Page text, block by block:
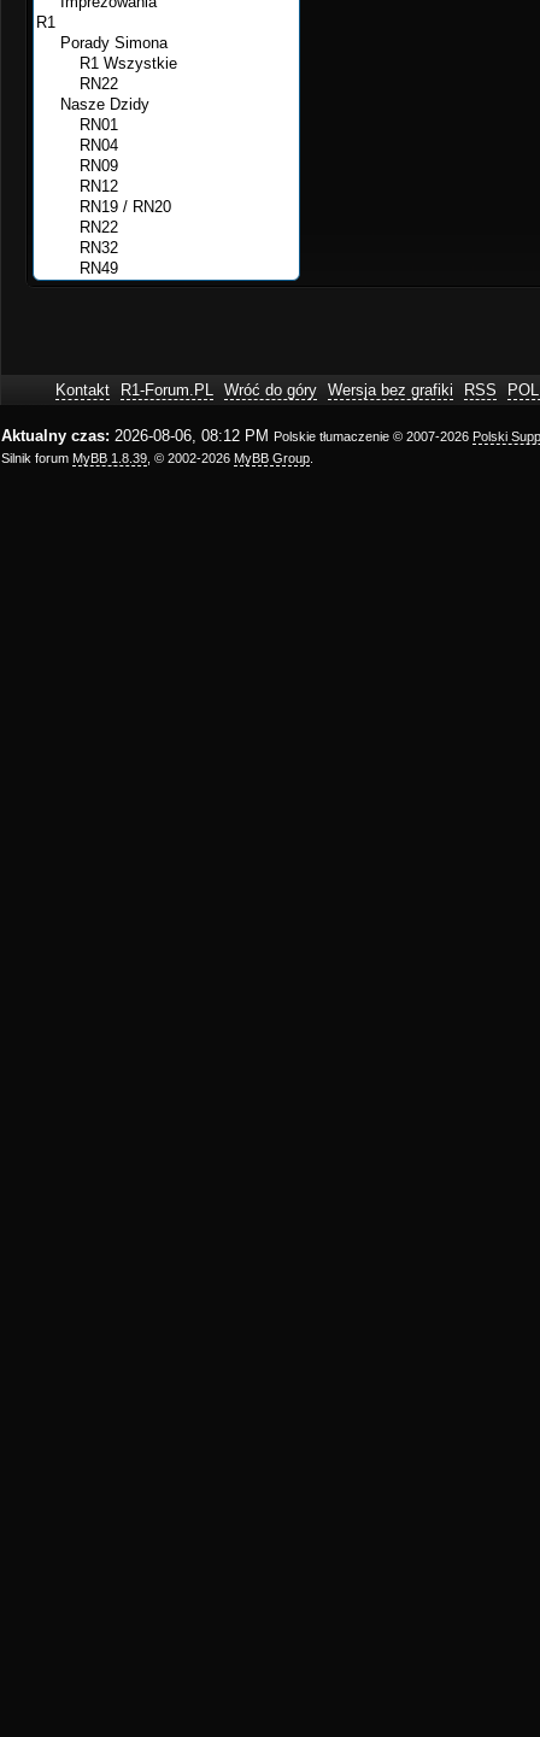
Kontakt R1-Forum.PL Wróć do góry Wersja bez grafiki RSS
Aktualny czas: 2026-08-06, 08:12 PM Polskie tłumaczenie © 2007-2026 Polski
Silnik forum MyBB 1.8.39 , © 2002-2026 MyBB Group